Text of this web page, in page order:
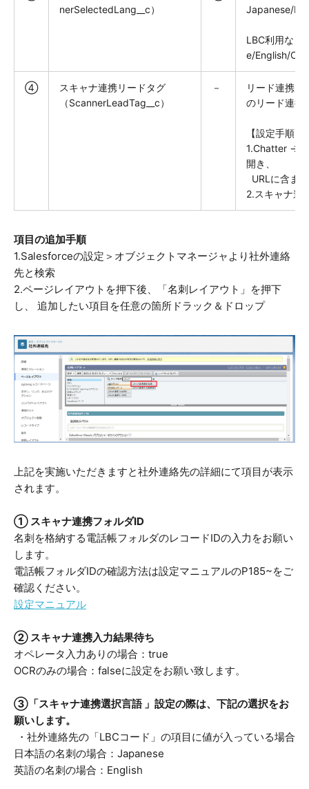
nerSelectedLang__c）
Japanese/
LBC利用なし
e/English/
④
スキャナ連携リードタグ
（ScannerLeadTag__c）
－
リード連携用
のリード連携
【設定手順】
1.Chatter →
開き、
URLに含ま
2.スキャナ連
項目の追加手順
1.Salesforceの設定＞オブジェクトマネージャより社外連絡
先と検索
2.ページレイアウトを押下後、「名刺レイアウト」を押下
し、 追加したい項目を任意の箇所ドラック＆ドロップ
上記を実施いただきますと社外連絡先の詳細にて項目が表示
されます。
① スキャナ連携フォルダID
名刺を格納する電話帳フォルダのレコードIDの入力をお願い
します。
電話帳フォルダIDの確認方法は設定マニュアルのP185~をご
確認ください。
設定マニュアル
② スキャナ連携入力結果待ち
オペレータ入力ありの場合：true
OCRのみの場合：falseに設定をお願い致します。
③「スキャナ連携選択言語 」設定の際は、下記の選択をお
願いします。
・社外連絡先の「LBCコード」の項目に値が入っている場合
日本語の名刺の場合：Japanese
英語の名刺の場合：English